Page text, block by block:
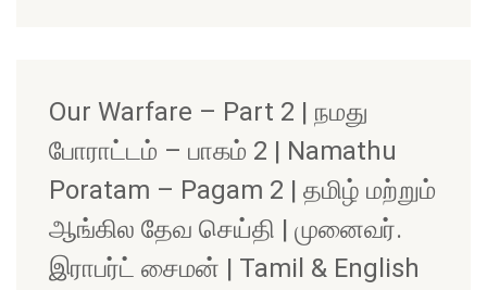
Our Warfare – Part 2 | நமது
போராட்டம் – பாகம் 2 | Namathu
Poratam – Pagam 2 | தமிழ் மற்றும்
ஆங்கில தேவ செய்தி | முனைவர்.
இராபர்ட் சைமன் | Tamil & English